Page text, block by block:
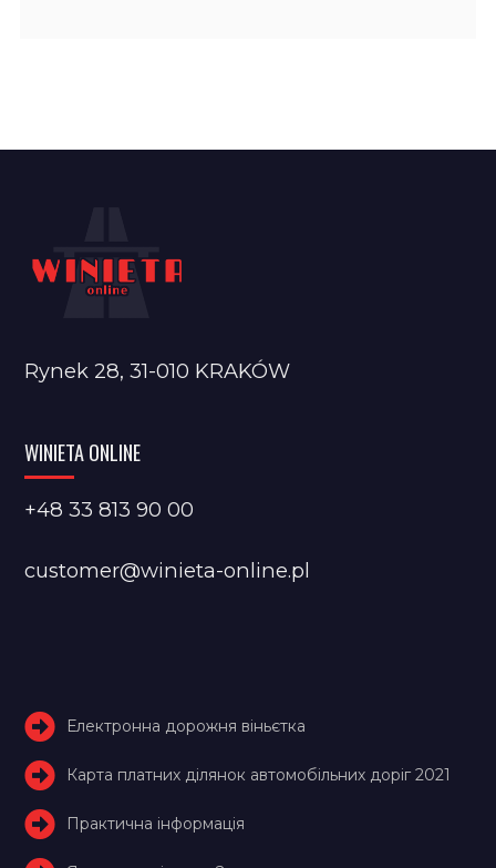
Rynek 28, 31-010 KRAKÓW
WINIETA ONLINE
+48 33 813 90 00
customer@winieta-online.pl
Електронна дорожня віньєтка
Карта платних ділянок автомобільних доріг 2021
Практична інформація